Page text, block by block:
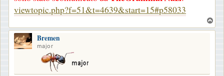
o
viewtopic.php?f=51&t=4639&start=15#p58033
o
Bremen
major